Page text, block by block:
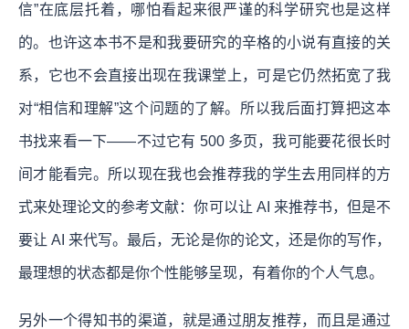
信”在底层托着，哪怕看起来很严谨的科学研究也是这样
的。也许这本书不是和我要研究的辛格的小说有直接的关
系，它也不会直接出现在我课堂上，可是它仍然拓宽了我
对“相信和理解”这个问题的了解。所以我后面打算把这本
书找来看一下——不过它有 500 多页，我可能要花很长时
间才能看完。所以现在我也会推荐我的学生去用同样的方
式来处理论文的参考文献：你可以让 AI 来推荐书，但是不
要让 AI 来代写。最后，无论是你的论文，还是你的写作，
最理想的状态都是你个性能够呈现，有着你的个人气息。
另外一个得知书的渠道，就是通过朋友推荐，而且是通过